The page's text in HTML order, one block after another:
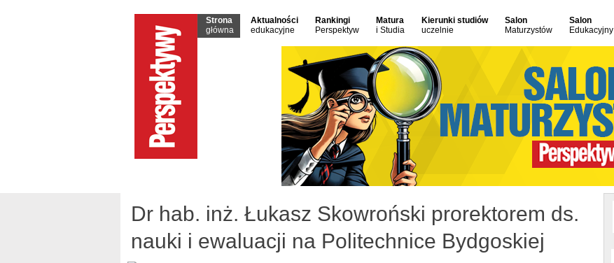
Strona
główna
Aktualności
edukacyjne
Rankingi
Perspektyw
Matura
i Studia
Kierunki studiów
uczelnie
Salon
Maturzystów
Salon
Edukacyjny
Dr hab. inż. Łukasz Skowroński prorektorem ds.
nauki i ewaluacji na Politechnice Bydgoskiej